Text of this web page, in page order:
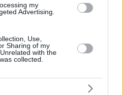
my
Advertising.
Use,
Sharing of my
with the
collected.